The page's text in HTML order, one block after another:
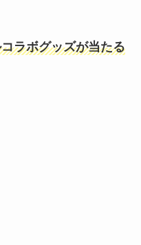
ラボグッズが当たる